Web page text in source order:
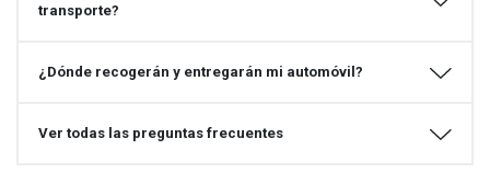
transporte?
¿Dónde recogerán y entregarán mi automóvil?
Ver todas las preguntas frecuentes